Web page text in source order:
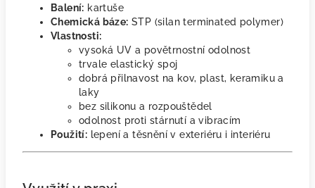
Balení: kartuše
Chemická báze: STP (silan terminated polymer)
Vlastnosti:
vysoká UV a povětrnostní odolnost
trvale elastický spoj
dobrá přilnavost na kov, plast, keramiku a
laky
bez silikonu a rozpouštědel
odolnost proti stárnutí a vibracím
Použití: lepení a těsnění v exteriéru i interiéru